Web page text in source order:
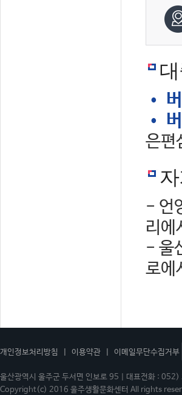
•
•
은편
- 언
리
- 울
로에
개인정보처리방침 이용약관 이메일무단수집거부
울산광역시 울주군 두서면 인보로 95 | 대표전화 :
Copyright(c) 2016 울주생활문화센터 All rights